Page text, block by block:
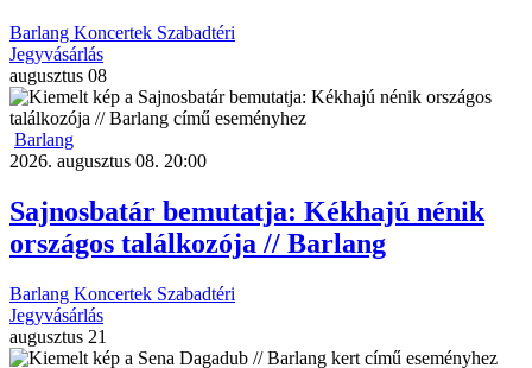
Barlang Koncertek Szabadtéri
Jegyvásárlás
augusztus 08
Barlang
2026. augusztus 08. 20:00
Sajnosbatár bemutatja: Kékhajú nénik
országos találkozója // Barlang
Barlang Koncertek Szabadtéri
Jegyvásárlás
augusztus 21